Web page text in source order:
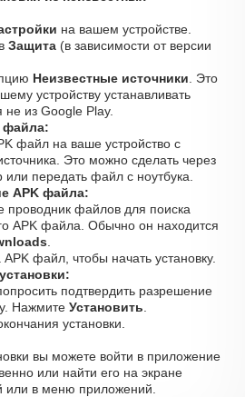
на вашем устройстве.
Защита (в зависимости от версии
Неизвестные источники . Это
устройству устанавливать
из Google Play.
файла:
файл на ваше устройство с
Это можно сделать через
или передать файл с ноутбука.
APK файла:
проводник файлов для поиска
APK файла. Обычно он находится
файл, чтобы начать установку.
подтвердить разрешение
Нажмите Установить
установки.
вы можете войти в приложение
или найти его на экране
или в меню приложений.